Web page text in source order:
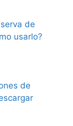
de
usarlo?
de